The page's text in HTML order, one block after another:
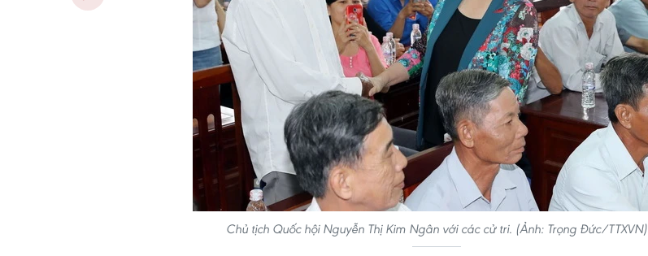
Chủ tịch Quốc hội Nguyễn Thị Kim Ngân với các cử tri. (Ảnh: Trọng Đức/TTXVN)